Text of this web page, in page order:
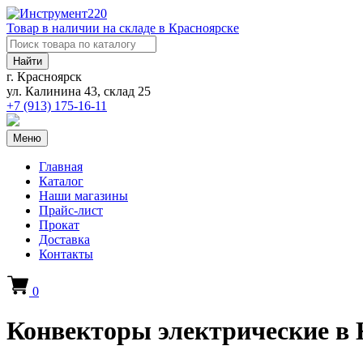
Товар в наличии на складе в Красноярске
Найти
г. Красноярск
ул. Калинина 43, склад 25
+7 (913) 175-16-11
Меню
Главная
Каталог
Наши магазины
Прайс-лист
Прокат
Доставка
Контакты
0
Конвекторы электрические в